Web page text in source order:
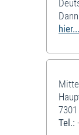
hier...
Tel.: